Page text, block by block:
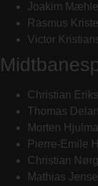
Joakim
Rasmus
Victor
Christian
Thomas
Morten
Pierre-Emile
Christian
Mathias